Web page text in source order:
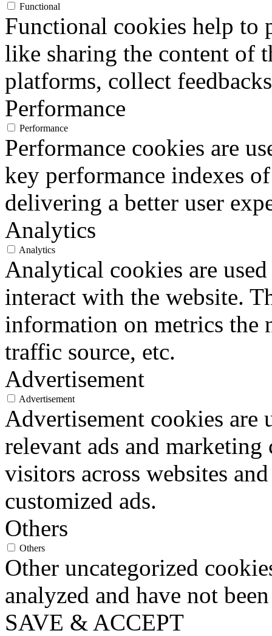
Functional
Functional cookies help to
like sharing the content of
platforms, collect
Performance
Performance
Performance cookies are
key performance indexes
delivering a better user
Analytics
Analytics
Analytical cookies are
interact with the website.
information on metrics the
traffic source, etc.
Advertisement
Advertisement
Advertisement cookies
relevant ads and marketing
visitors across websites
customized ads.
Others
Others
Other uncategorized
analyzed and have not
SAVE & ACCEPT